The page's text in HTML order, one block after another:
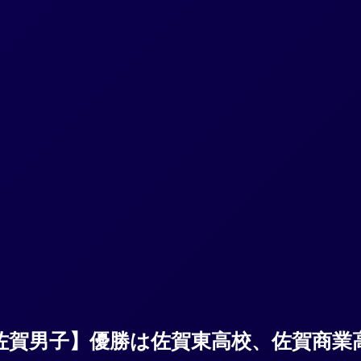
賀男子】優勝は佐賀東高校、佐賀商業